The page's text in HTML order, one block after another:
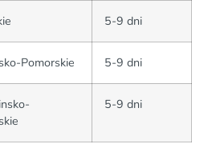
5-9 dni
Pomorskie 5-9 dni
5-9 dni